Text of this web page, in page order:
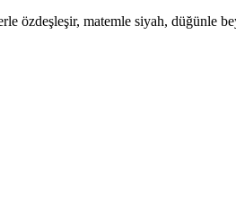
özdeşleşir, matemle siyah, düğünle